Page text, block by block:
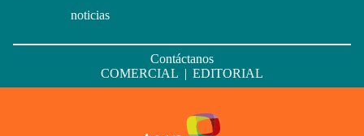
noticias
Contáctanos
COMERCIAL | EDITORIAL